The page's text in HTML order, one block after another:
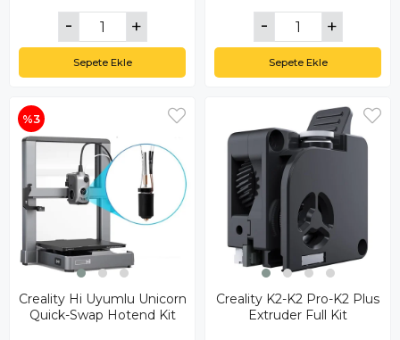
Sepete Ekle Sepete Ekle
Creality Hi Uyumlu Unicorn
Quick-Swap Hotend Kit
%3
Creality K2-K2 Pro-K2 Plus
Extruder Full Kit